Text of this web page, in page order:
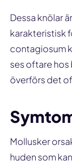
Dessa knölar
karakteristisk
contagiosum
ses oftare hos
överförs det
Mollusker
huden som